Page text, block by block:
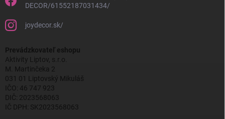
DECOR/61552187031434/
joydecor.sk/
Prevádzkovateľ eshopu
Aktivity Liptov, s.r.o.
M. Martinčeka 2
031 01 Liptovský Mikuláš
IČO: 46 747 923
DIČ: 2023568063
IČ DPH: SK2023568063